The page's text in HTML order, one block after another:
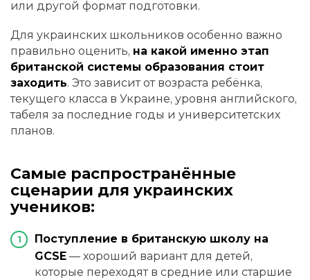
или другой формат подготовки.
Для украинских школьников особенно важно
правильно оценить, на какой именно этап
британской системы образования стоит
заходить. Это зависит от возраста ребёнка,
текущего класса в Украине, уровня английского,
табеля за последние годы и университетских
планов.
Самые распространённые
сценарии для украинских
учеников:
Поступление в британскую школу на
GCSE — хороший вариант для детей,
которые переходят в средние или старшие